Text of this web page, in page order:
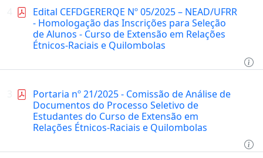
Edital CEFDGERERQE Nº 05/2025 – NEAD/UFRR
- Homologação das Inscrições para Seleção
de Alunos - Curso de Extensão em Relações
Étnicos-Raciais e Quilombolas
Portaria nº 21/2025 - Comissão de Análise de
Documentos do Processo Seletivo de
Estudantes do Curso de Extensão em
Relações Étnicos-Raciais e Quilombolas